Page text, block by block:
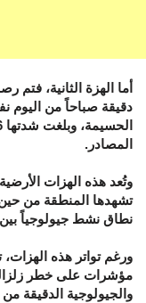
أما الهزة الثانية،
دقيقة صباحاً من اليوم
المصادر.
وتُعد هذه الهزات
تشهدها المنطقة من
نطاق نشط جيولوجياً بين
ورغم تواتر هذه
مؤشرات على خطر
والجيولوجية الدقيقة